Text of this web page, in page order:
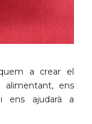
a crear el
alimentant, ens
ens ajudarà a